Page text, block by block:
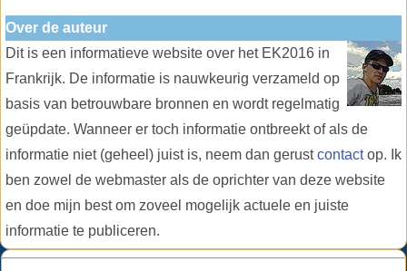
Over de auteur
Dit is een informatieve website over het EK2016 in
Frankrijk. De informatie is nauwkeurig verzameld op
basis van betrouwbare bronnen en wordt regelmatig
geüpdate. Wanneer er toch informatie ontbreekt of als de
informatie niet (geheel) juist is, neem dan gerustcontactop. Ik
ben zowel de webmaster als de oprichter van deze website
en doe mijn best om zoveel mogelijk actuele en juiste
informatie te publiceren.